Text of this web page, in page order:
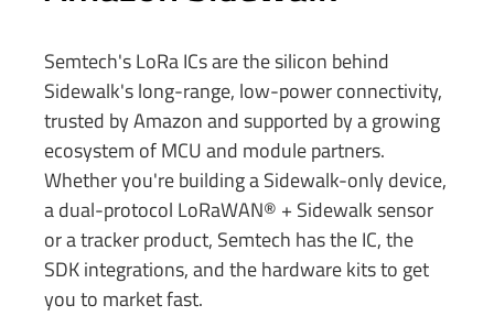
Semtech's LoRa ICs are the silicon behind
Sidewalk's long-range, low-power connectivity,
trusted by Amazon and supported by a growing
ecosystem of MCU and module partners.
Whether you're building a Sidewalk-only device,
a dual-protocol LoRaWAN® + Sidewalk sensor
or a tracker product, Semtech has the IC, the
SDK integrations, and the hardware kits to get
you to market fast.